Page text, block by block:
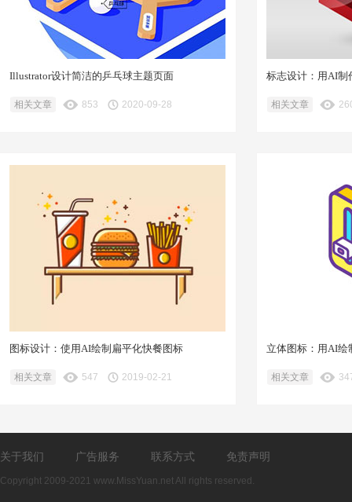
Illustrator设计简洁的乒乓球主题页面
相关文章 853 2020-09-28
标志设计：用AI制
相关文章
图标设计：使用AI绘制扁平化快餐图标
相关文章 547 2019-02-21
立体图标：用AI绘
相关文章
关于我们 广告服务 联系方式 免责声明
Copyright 2009-2021 www.MissYuan.net All rights reserved.